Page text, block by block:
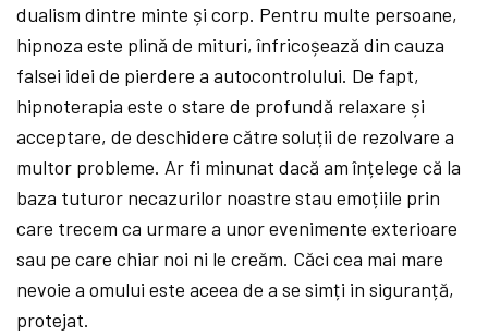
dualism dintre minte și corp. Pentru multe persoane,
hipnoza este plină de mituri, înfricoșează din cauza
falsei idei de pierdere a autocontrolului. De fapt,
hipnoterapia este o stare de profundă relaxare și
acceptare, de deschidere către soluții de rezolvare a
multor probleme. Ar fi minunat dacă am înțelege că la
baza tuturor necazurilor noastre stau emoțiile prin
care trecem ca urmare a unor evenimente exterioare
sau pe care chiar noi ni le creăm. Căci cea mai mare
nevoie a omului este aceea de a se simți in siguranță,
protejat.